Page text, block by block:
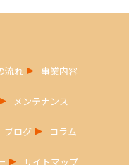
流れ 事業内容
メンテナンス
ブログ コラム
サイトマップ